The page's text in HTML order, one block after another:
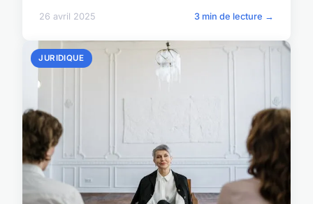
26 avril 2025 3 min de lecture →
JURIDIQUE